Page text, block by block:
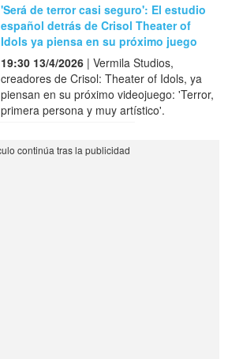
'Será de terror casi seguro': El estudio
español detrás de Crisol Theater of
Idols ya piensa en su próximo juego
19:30 13/4/2026 | Vermila Studios,
creadores de Crisol: Theater of Idols, ya
piensan en su próximo videojuego: 'Terror,
primera persona y muy artístico'.